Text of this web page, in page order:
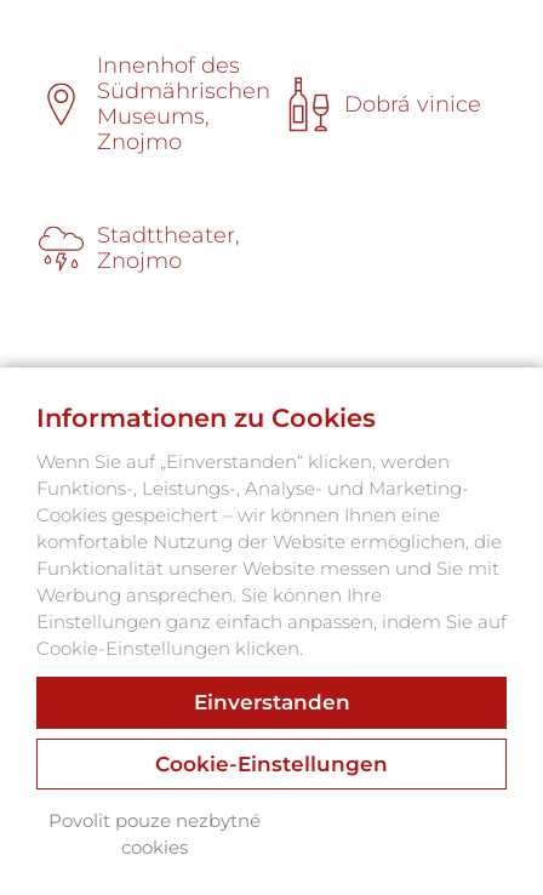
Innenhof des
Südmährischen
Museums,
Znojmo
Dobrá vinice
Stadttheater,
Znojmo
PROGRAMMDETAILS
ÄHNLICHE VERANSTALTUNGEN
FINDEN
VERANSTALTUNGSÜBERSICHT
Informationen zu Cookies
Wenn Sie auf „Einverstanden“ klicken, werden
Funktions-, Leistungs-, Analyse- und Marketing-
Cookies gespeichert – wir können Ihnen eine
komfortable Nutzung der Website ermöglichen, die
Funktionalität unserer Website messen und Sie mit
Werbung ansprechen. Sie können Ihre
Einstellungen ganz einfach anpassen, indem Sie auf
Cookie-Einstellungen klicken.
Einverstanden
Cookie-Einstellungen
Povolit pouze nezbytné
cookies